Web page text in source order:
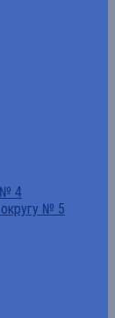
№ 4
№ 5